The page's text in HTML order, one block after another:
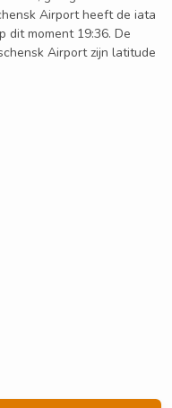
Airport heeft de iata
dit moment 19:36. De
Airport zijn latitude